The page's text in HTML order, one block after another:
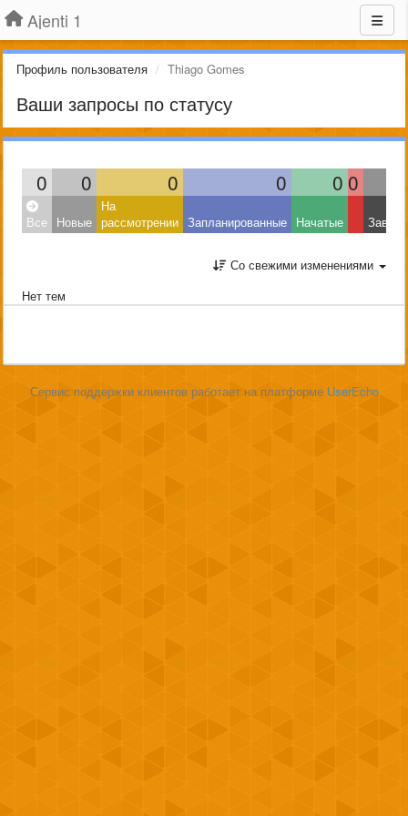
Ajenti 1
Профиль пользователя Thiago Gomes
Ваши запросы по статусу
0 0 0 0 0 0
Все Новые
На
рассмотрении Запланированные Начатые
Со свежими изменениями
Нет тем
Сервис поддержки клиентов работает на платформе UserEcho